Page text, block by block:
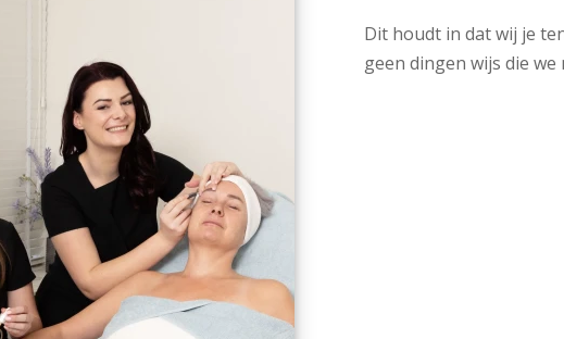
Dit houdt in dat wij je
geen dingen wijs die